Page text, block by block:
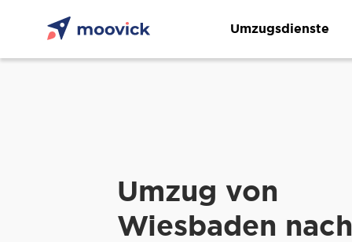
Umzugsdienste
Umzug von
Wiesbaden